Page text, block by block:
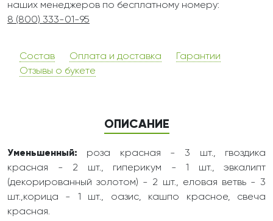
наших менеджеров по бесплатному номеру:
8 (800) 333-01-95
Состав Оплата и доставка
Гарантии
Отзывы о букете
ОПИСАНИЕ
Уменьшенный: роза красная - 3 шт., гвоздика
красная - 2 шт., гиперикум - 1 шт., эвкалипт
(декорированный золотом) - 2 шт., еловая ветвь - 3
шт.,корица - 1 шт., оазис, кашпо красное, свеча
красная.